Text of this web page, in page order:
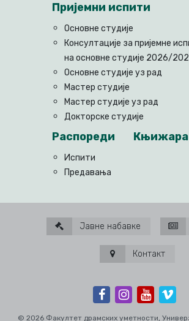
Пријемни испити
Основне студије
Консултације за пријемне
на основне студије 2026/
Основне студије уз рад
Мастер студије
Мастер студије уз рад
Докторске студије
Распореди
Испити
Предавања
Књижара
Јавне набавке
Контакт
© 2026 Факултет драмских уметности,